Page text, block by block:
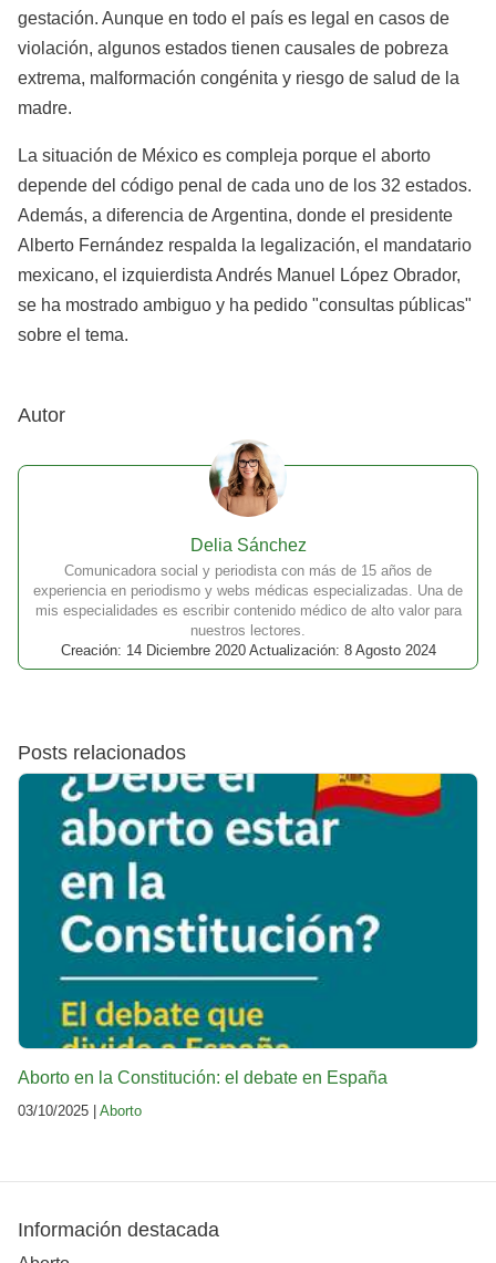
gestación. Aunque en todo el país es legal en casos de
violación, algunos estados tienen causales de pobreza
extrema, malformación congénita y riesgo de salud de la
madre.
La situación de México es compleja porque el aborto
depende del código penal de cada uno de los 32 estados.
Además, a diferencia de Argentina, donde el presidente
Alberto Fernández respalda la legalización, el mandatario
mexicano, el izquierdista Andrés Manuel López Obrador,
se ha mostrado ambiguo y ha pedido "consultas públicas"
sobre el tema.
Autor
Delia Sánchez
Comunicadora social y periodista con más de 15 años de
experiencia en periodismo y webs médicas especializadas. Una de
mis especialidades es escribir contenido médico de alto valor para
nuestros lectores.
Creación: 14 Diciembre 2020 Actualización: 8 Agosto 2024
Posts relacionados
Aborto en la Constitución: el debate en España
03/10/2025 | Aborto
Información destacada